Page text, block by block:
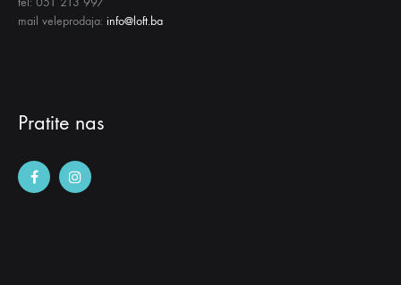
mail veleprodaja: info@loft.ba
Pratite nas